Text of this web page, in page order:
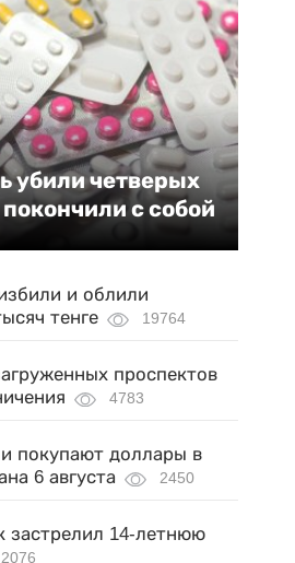
убили четверых
с собой
и облили
тенге
19764
проспектов
4783
покупают доллары в
6 августа
2450
застрелил 14-летнюю
2076